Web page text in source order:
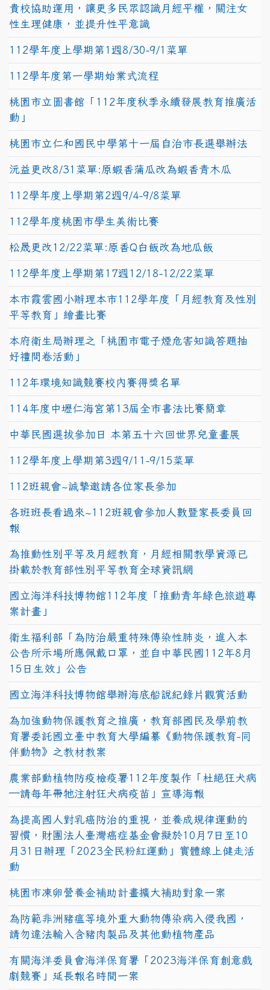
貴校協助運用，讓更多民眾認識月經平權，關注女
性生理健康，並提升性平意識
112學年度上學期第1週8/30-9/1菜單
112學年度第一學期始業式流程
桃園市立圖書館「112年度秋季永續發展教育推廣活
動」
桃園市立仁和國民中學第十一屆自治市長選舉辦法
沅益更改8/31菜單:原蝦香蒲瓜改為蝦香青木瓜
112學年度上學期第2週9/4-9/8菜單
112學年度桃園市學生美術比賽
松晟更改12/22菜單:原香Q白飯改為地瓜飯
112學年度上學期第17週12/18-12/22菜單
本市霞雲國小辦理本市112學年度「月經教育及性別
平等教育」繪畫比賽
本府衛生局辦理之「桃園市電子煙危害知識答題抽
好禮問卷活動」
112年環境知識競賽校內賽得獎名單
114年度中壢仁海宮第13屆全市書法比賽簡章
中華民國選拔參加日 本第五十六回世界兒童畫展
112學年度上學期第3週9/11-9/15菜單
112班親會~誠摯邀請各位家長參加
各班班長看過來~112班親會參加人數暨家長委員回
報
為推動性別平等及月經教育，月經相關教學資源已
掛載於教育部性別平等教育全球資訊網
國立海洋科技博物館112年度「推動青年綠色旅遊專
案計畫」
衛生福利部「為防治嚴重特殊傳染性肺炎，進入本
公告所示場所應佩戴口罩，並自中華民國112年8月
15日生效」公告
國立海洋科技博物館舉辦海底船說紀錄片觀賞活動
為加強動物保護教育之推廣，教育部國民及學前教
育署委託國立臺中教育大學編纂《動物保護教育-同
伴動物》之教材教案
農業部動植物防疫檢疫署112年度製作「杜絕狂犬病
—請每年帶牠注射狂犬病疫苗」宣導海報
為提高國人對乳癌防治的重視，並養成規律運動的
習慣，財團法人臺灣癌症基金會擬於10月7日至10
月31日辦理「2023全民粉紅運動」實體線上健走活
動
桃園市凍卵營養金補助計畫擴大補助對象一案
為防範非洲豬瘟等境外重大動物傳染病入侵我國，
請勿違法輸入含豬肉製品及其他動植物產品
有關海洋委員會海洋保育署「2023海洋保育創意戲
劇競賽」延長報名時間一案